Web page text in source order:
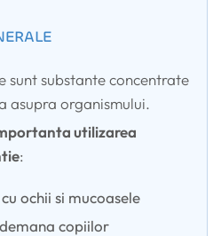
sunt substante concentrate
asupra organismului.
utilizarea
:
ochii si mucoasele
copiilor